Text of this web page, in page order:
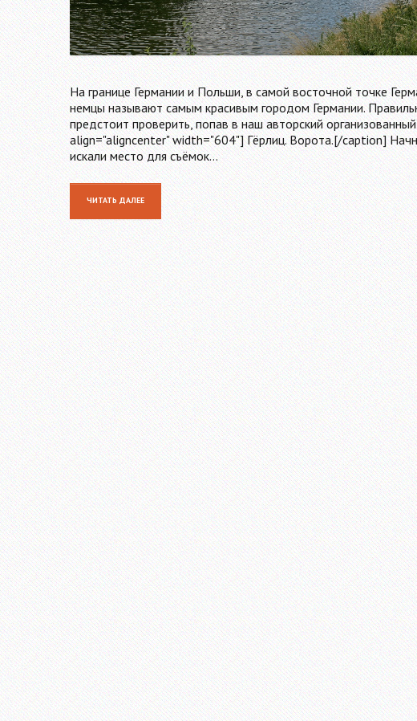
На границе Германии и Польши, в самой восточной точке
немцы называют самым красивым городом Германии.
предстоит проверить, попав в наш авторский
align="aligncenter" width="604"] Гёрлиц. Ворота.[/caption]
искали место для съёмок…
ЧИТАТЬ ДАЛЕЕ